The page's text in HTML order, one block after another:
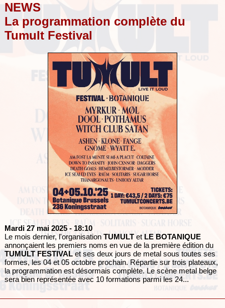
NEWS
La programmation complète du
Tumult Festival
Mardi 27 mai 2025 - 18:10
Le mois dernier, l'organisation TUMULTet LE BOTANIQUE
annonçaient les premiers noms en vue de la première édition du
TUMULT FESTIVALet ses deux jours de metal sous toutes ses
formes, les 04 et 05 octobre prochain. Répartie sur trois plateaux,
la programmation est désormais complète. Le scène metal belge
sera bien représentée avec 10 formations parmi les 24...